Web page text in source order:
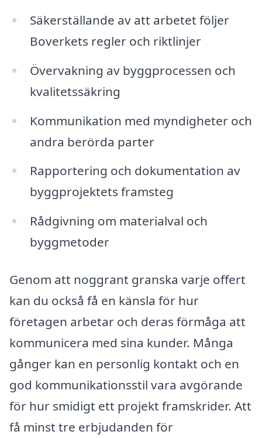
Säkerställande av att arbetet följer
Boverkets regler och riktlinjer
Övervakning av byggprocessen och
kvalitetssäkring
Kommunikation med myndigheter och
andra berörda parter
Rapportering och dokumentation av
byggprojektets framsteg
Rådgivning om materialval och
byggmetoder
Genom att noggrant granska varje offert
kan du också få en känsla för hur
företagen arbetar och deras förmåga att
kommunicera med sina kunder. Många
gånger kan en personlig kontakt och en
god kommunikationsstil vara avgörande
för hur smidigt ett projekt framskrider. Att
få minst tre erbjudanden för